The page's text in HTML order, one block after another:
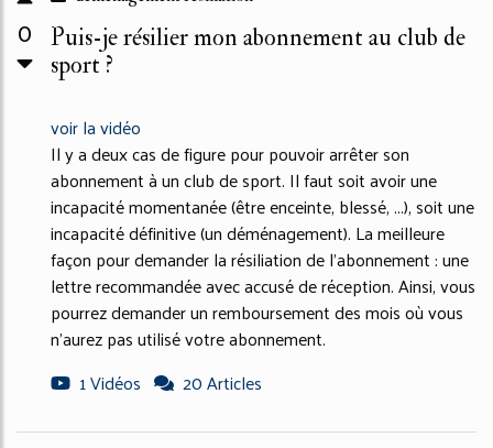
0
Puis-je résilier mon abonnement au club de
sport ?
voir la vidéo
Il y a deux cas de figure pour pouvoir arrêter son
abonnement à un club de sport. Il faut soit avoir une
incapacité momentanée (être enceinte, blessé, ...), soit une
incapacité définitive (un déménagement). La meilleure
façon pour demander la résiliation de l'abonnement : une
lettre recommandée avec accusé de réception. Ainsi, vous
pourrez demander un remboursement des mois où vous
n'aurez pas utilisé votre abonnement.
1 Vidéos
20 Articles